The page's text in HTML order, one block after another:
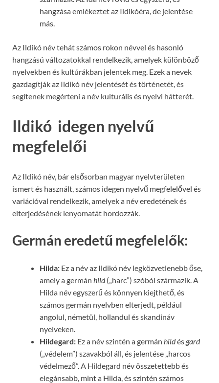
hangzása emlékeztet az Ildikóéra, de jelentése
más.
Az Ildikó név tehát számos rokon névvel és hasonló
hangzású változatokkal rendelkezik, amelyek különböző
nyelvekben és kultúrákban jelentek meg. Ezek a nevek
gazdagítják az Ildikó név jelentését és történetét, és
segítenek megérteni a név kulturális és nyelvi hátterét.
Ildikó idegen nyelvű
megfelelői
Az Ildikó név, bár elsősorban magyar nyelvterületen
ismert és használt, számos idegen nyelvű megfelelővel és
variációval rendelkezik, amelyek a név eredetének és
elterjedésének lenyomatát hordozzák.
Germán eredetű megfelelők:
Hilda: Ez a név az Ildikó név legközvetlenebb őse,
amely a germán hild(„harc”) szóból származik. A
Hilda név egyszerű és könnyen kiejthető, és
számos germán nyelvben elterjedt, például
angolul, németül, hollandul és skandináv
nyelveken.
Hildegard: Ez a név szintén a germán hildés gard
(„védelem”) szavakból áll, és jelentése „harcos
védelmező”. A Hildegard név összetettebb és
elegánsabb, mint a Hilda, és szintén számos